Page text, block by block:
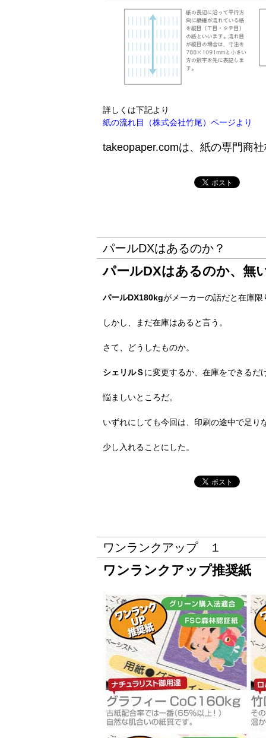
詳しくは下記より
紙の流れ目（株式会社竹尾）ページより
takeopaper.comは、紙の専門商
パールDXはあるのか？
パールDXはあるのか、無
パールDX180kgがメーカーの話だと在庫
しかし、まだ在庫はあると言う。
さて、どうしたものか。
シェリルＳに変更するか、在庫をできるだ
悩ましいところだ。
いずれにしても今回は、印刷の途中で足り
少し入れることにした。
ワンランクアップ １
ワンランクアップ推奨紙